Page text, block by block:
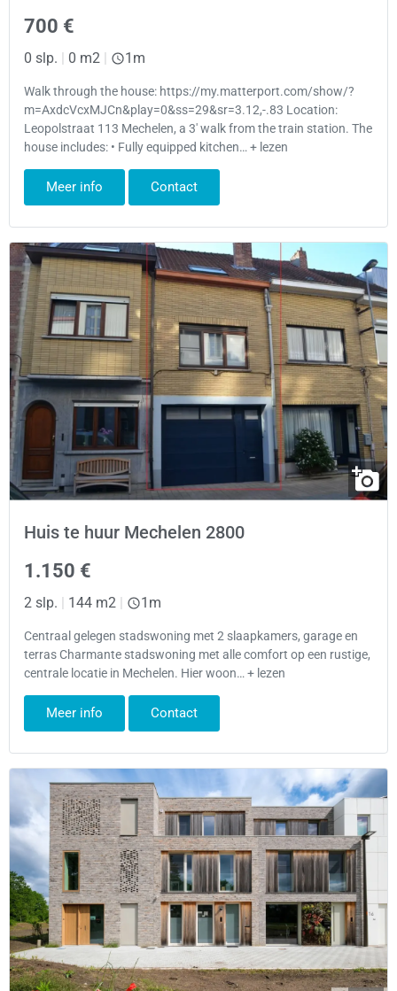
700 €
0 slp. 0 m2 1m
Walk through the house: https://my.matterport.com/show/?
m=AxdcVcxMJCn&play=0&ss=29&sr=3.12,-.83 Location:
Leopolstraat 113 Mechelen, a 3′ walk from the train station. The
house includes: • Fully equipped kitchen… + lezen
Meer info Contact
Huis te huur Mechelen 2800
1.150 €
2 slp. 144 m2 1m
Centraal gelegen stadswoning met 2 slaapkamers, garage en
terras Charmante stadswoning met alle comfort op een rustige,
centrale locatie in Mechelen. Hier woon… + lezen
Meer info Contact